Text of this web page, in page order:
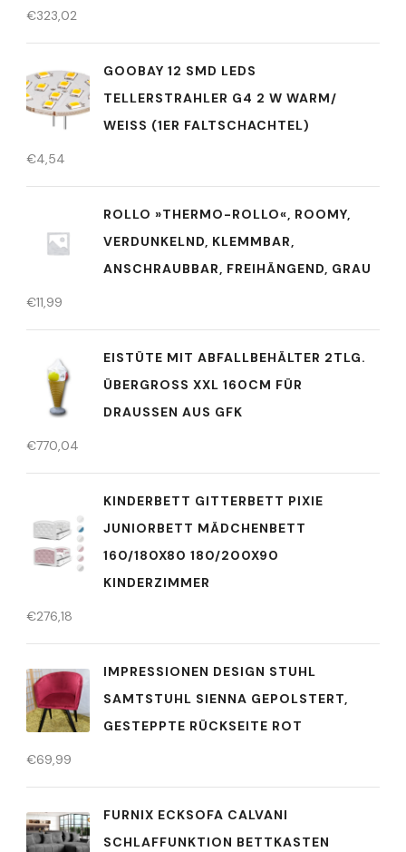
€323,02
GOOBAY 12 SMD LEDS
TELLERSTRAHLER G4 2 W WARM/
WEISS (1ER FALTSCHACHTEL)
€4,54
ROLLO »THERMO-ROLLO«, ROOMY,
VERDUNKELND, KLEMMBAR,
ANSCHRAUBBAR, FREIHÄNGEND, GRAU
€11,99
EISTÜTE MIT ABFALLBEHÄLTER 2TLG.
ÜBERGROSS XXL 160CM FÜR D
RAUSSEN AUS GFK
€770,04
KINDERBETT GITTERBETT PIXIE
JUNIORBETT MÄDCHENBETT
160/180X80 180/200X90
KINDERZIMMER
€276,18
IMPRESSIONEN DESIGN STUHL
SAMTSTUHL SIENNA GEPOLSTERT,
GESTEPPTE RÜCKSEITE ROT
€69,99
FURNIX ECKSOFA CALVANI
SCHLAFFUNKTION BETTKASTEN